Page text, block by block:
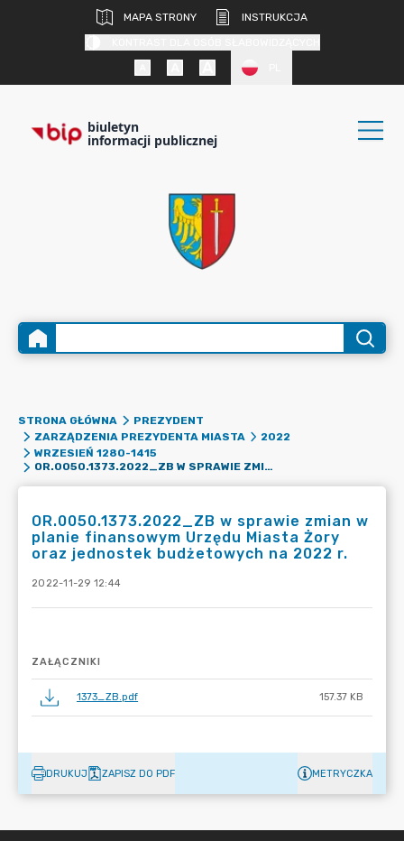
MAPA STRONY
INSTRUKCJA
biuletyn
informacji publicznej
STRONA GŁÓWNA
PREZYDENT
ZARZĄDZENIA PREZYDENTA MIASTA
2022
WRZESIEŃ 1280-1415
OR.0050.1373.2022_ZB W SPRAWIE ZMIAN W PLANIE FINANSOWYM URZĘDU MIASTA ŻORY ORAZ JEDNOSTEK BUDŻETOWYCH NA 2022 R.
OR.0050.1373.2022_ZB w sprawie zmian w
planie finansowym Urzędu Miasta Żory
oraz jednostek budżetowych na 2022 r.
2022-11-29 12:44
ZAŁĄCZNIKI
1373_ZB.pdf 157.37 KB
DRUKUJ ZAPISZ DO PDF METRYCZKA